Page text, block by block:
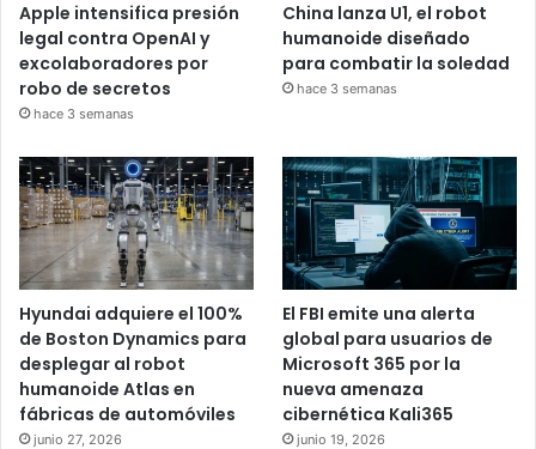
Apple intensifica presión
legal contra OpenAI y
excolaboradores por
robo de secretos
hace 3 semanas
China lanza U1, el robot
humanoide diseñado
para combatir la soledad
hace 3 semanas
Hyundai adquiere el 100%
de Boston Dynamics para
desplegar al robot
humanoide Atlas en
fábricas de automóviles
junio 27, 2026
El FBI emite una alerta
global para usuarios de
Microsoft 365 por la
nueva amenaza
cibernética Kali365
junio 19, 2026